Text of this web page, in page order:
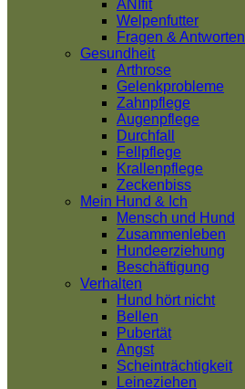
ANIfit
Welpenfutter
Fragen & Antworten
Gesundheit
Arthrose
Gelenkprobleme
Zahnpflege
Augenpflege
Durchfall
Fellpflege
Krallenpflege
Zeckenbiss
Mein Hund & Ich
Mensch und Hund
Zusammenleben
Hundeerziehung
Beschäftigung
Verhalten
Hund hört nicht
Bellen
Pubertät
Angst
Scheinträchtigkeit
Leineziehen